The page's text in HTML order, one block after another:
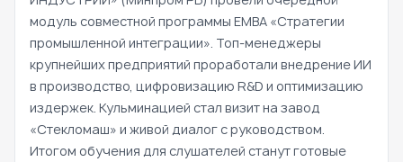
модуль совместной программы EMBA «Стратегии
промышленной интеграции». Топ-менеджеры
крупнейших предприятий проработали внедрение ИИ
в производство, цифровизацию R&D и оптимизацию
издержек. Кульминацией стал визит на завод
«Стекломаш» и живой диалог с руководством.
Итогом обучения для слушателей станут готовые